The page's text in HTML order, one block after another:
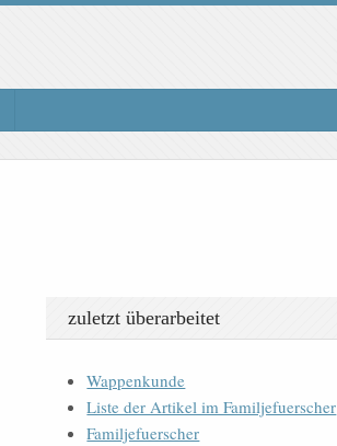
zuletzt überarbeitet
Wappenkunde
Liste der Artikel im Familjefuerscher
Familjefuerscher